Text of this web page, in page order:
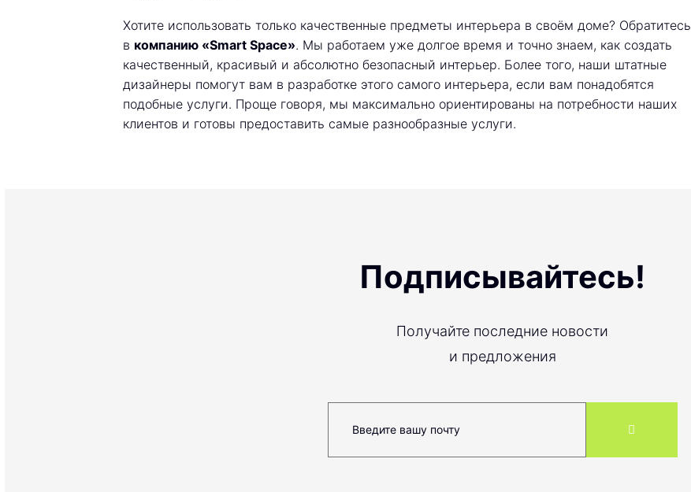
Хотите использовать только качественные предметы интерьера в своём доме? Обратитесь
в компанию «Smart Space». Мы работаем уже долгое время и точно знаем, как создать
качественный, красивый и абсолютно безопасный интерьер. Более того, наши штатные
дизайнеры помогут вам в разработке этого самого интерьера, если вам понадобятся
подобные услуги. Проще говоря, мы максимально ориентированы на потребности наших
клиентов и готовы предоставить самые разнообразные услуги.
Подписывайтесь!
Получайте последние новости
и предложения